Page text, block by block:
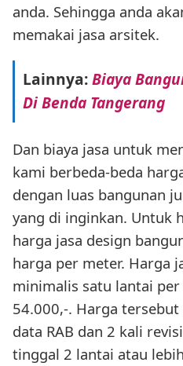
anda. Sehingga anda
memakai jasa arsitek.
Lainnya:Biaya
Di Benda Tangerang
Dan biaya jasa untuk
kami berbeda-beda
dengan luas bangunan
yang di inginkan. Untuk
harga jasa design
harga per meter. Harga
minimalis satu lantai
54.000,-. Harga
data RAB dan 2 kali
tinggal 2 lantai atau